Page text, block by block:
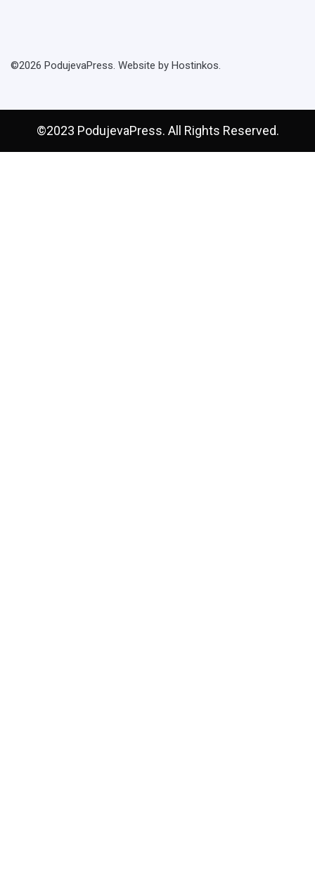
©2026 PodujevaPress. Website by Hostinkos.
©2023 PodujevaPress. All Rights Reserved.